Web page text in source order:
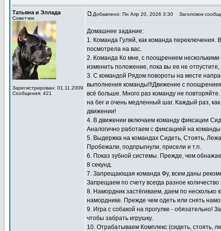
Татьяна и Эллада
Советчик
Зарегистрирован: 01.11.2009
Сообщения: 421
Добавлено: Пн Апр 20, 2026 3:30 Заголовок
Домашнее задание:
1. Команда Гуляй, как команда переключения.
посмотрела на вас.
2. Команда Ко мне, с поощрением несколькими
изменить положение, пока вы ее не
3. С командой Рядом повороты на месте
выполнения команды!!!Движение с
всё больше. Много раз команду не
на бег и очень медленный шаг. Каждый раз,
движении!
4. В движении включаем команду фиксации
Аналогично работаем с фиксацией на
5. Выдержка на командах Сидеть, Стоять,
Пробежали, подпрыгнули, присели и т.п.
6. Показ зубной системы. Прежде, чем
8 секунд.
7. Запрещающая команда Фу, всем даны
Запрещаем по счету всегда разное
8. Намордник застёгиваем, даем по несколько
наморднике. Прежде чем одеть или снять
9. Игра с собакой на прогулке - обязательно!
чтобы забрать игрушку.
10. Отрабатываем Комплекс (сидеть, стоять,